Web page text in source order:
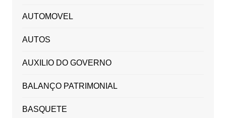
AUTOMOVEL
AUTOS
AUXILIO DO GOVERNO
BALANÇO PATRIMONIAL
BASQUETE